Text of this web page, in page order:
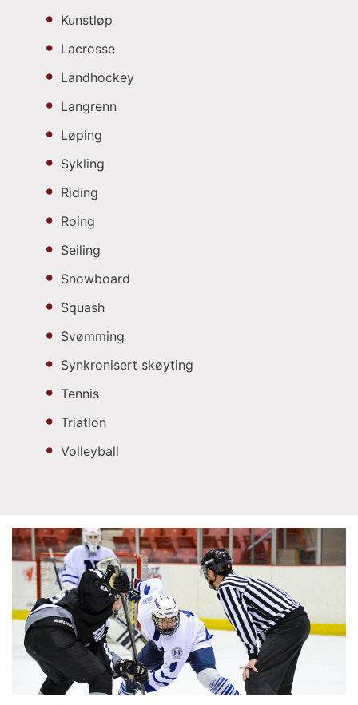
Kunstløp
Lacrosse
Landhockey
Langrenn
Løping
Sykling
Riding
Roing
Seiling
Snowboard
Squash
Svømming
Synkronisert skøyting
Tennis
Triatlon
Volleyball